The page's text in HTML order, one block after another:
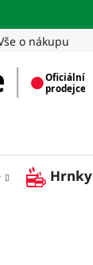
o nákupu
Hrnky